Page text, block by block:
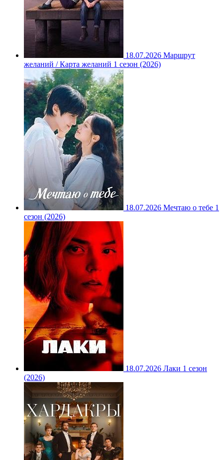
18.07.2026 Маршрут
желаний / Карта желаний 1 сезон (2026)
18.07.2026 Мечтаю о тебе 1
сезон (2026)
18.07.2026 Лаки 1 сезон
(2026)